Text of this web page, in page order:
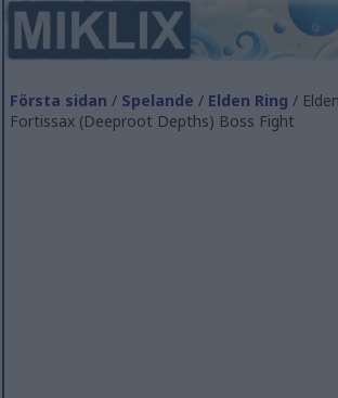
Första sidan / Spelande / Elden Ring /
Fortissax (Deeproot Depths) Boss Fight